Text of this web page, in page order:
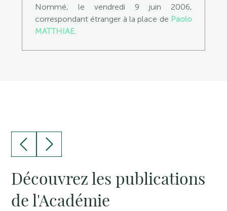
Nommé, le vendredi 9 juin 2006,
correspondant étranger à la place de Paolo
MATTHIAE.
Découvrez les publications
de l'Académie